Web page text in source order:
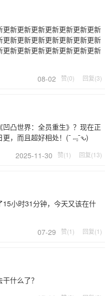
新更新更新更新更新更新更新
新更新更新更新更新更新更新
新更新更新更新更新更新更新
08-02
赞(0) 回复(3)
凸世界：全员重生》？现在正
，而且超好相处！(¯﹃¯ԅ)
2025-11-30
赞(1) 回复(13)
小时31分钟，今天又该在什
07-29
赞(1) 回复(1)
什么了？